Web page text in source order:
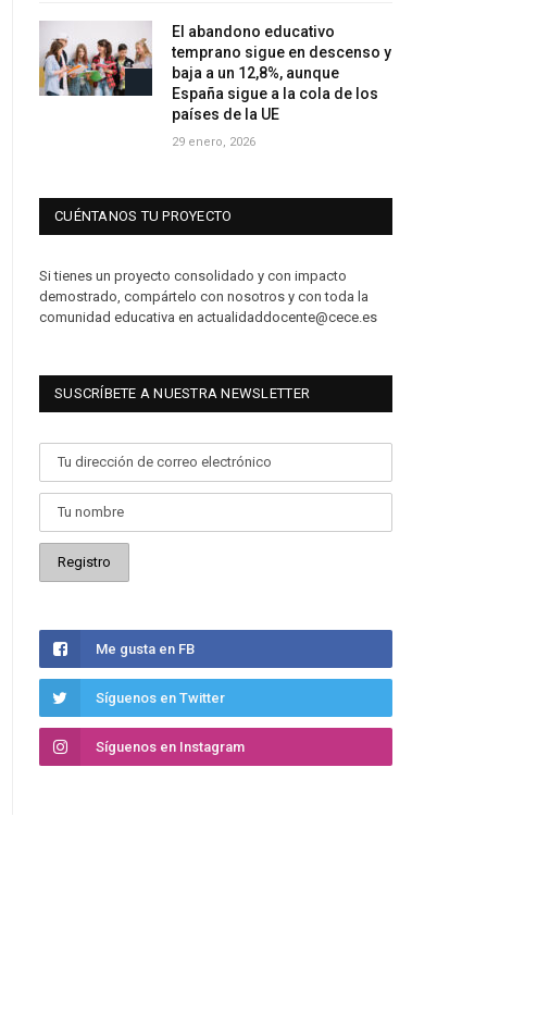
El abandono educativo
temprano sigue en descenso y
baja a un 12,8%, aunque
España sigue a la cola de los
países de la UE
29 enero, 2026
CUÉNTANOS TU PROYECTO
Si tienes un proyecto consolidado y con impacto
demostrado, compártelo con nosotros y con toda la
comunidad educativa en actualidaddocente@cece.es
SUSCRÍBETE A NUESTRA NEWSLETTER
Me gusta en FB
Síguenos en Twitter
Síguenos en Instagram